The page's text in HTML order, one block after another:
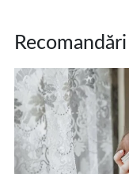
Recomandări